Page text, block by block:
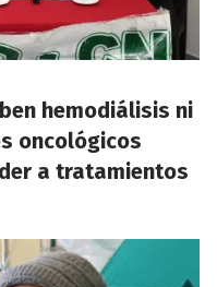
hemodiálisis ni
oncológicos
a tratamientos